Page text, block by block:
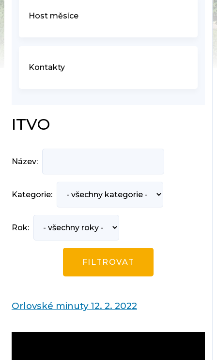
Host měsíce
Kontakty
ITVO
Název:
Kategorie:
Rok:
Orlovské minuty 12. 2. 2022